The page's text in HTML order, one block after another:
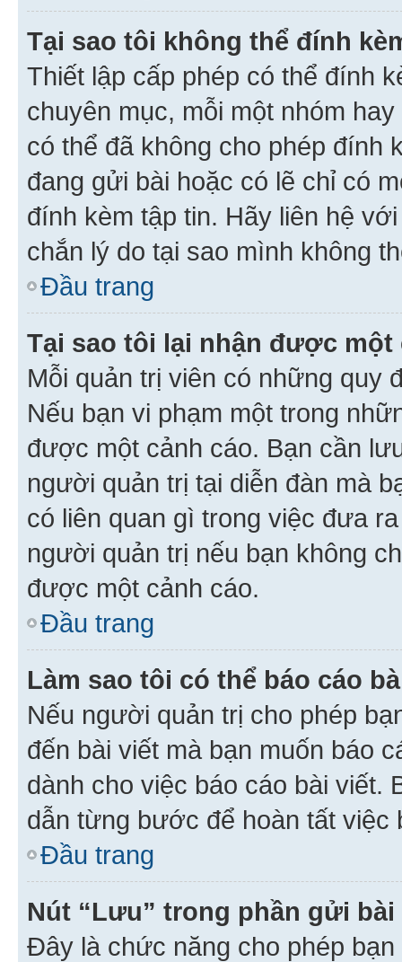
Tại sao tôi không thể đính
Thiết lập cấp phép có thể đính
chuyên mục, mỗi một nhóm
có thể đã không cho phép đính
đang gửi bài hoặc có lẽ chỉ có
đính kèm tập tin. Hãy liên hệ
chắn lý do tại sao mình không
Đầu trang
Tại sao tôi lại nhận được một
Mỗi quản trị viên có những quy
Nếu bạn vi phạm một trong
được một cảnh cáo. Bạn cần
người quản trị tại diễn đàn mà
có liên quan gì trong việc đưa
người quản trị nếu bạn không
được một cảnh cáo.
Đầu trang
Làm sao tôi có thể báo cáo
Nếu người quản trị cho phép
đến bài viết mà bạn muốn báo
dành cho việc báo cáo bài viết.
dẫn từng bước để hoàn tất việc
Đầu trang
Nút “Lưu” trong phần gửi
Đây là chức năng cho phép